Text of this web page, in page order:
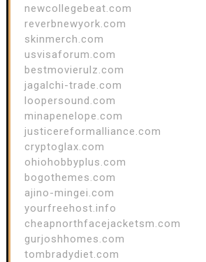
newcollegebeat.com
reverbnewyork.com
skinmerch.com
usvisaforum.com
bestmovierulz.com
jagalchi-trade.com
loopersound.com
minapenelope.com
justicereformalliance.com
cryptoglax.com
ohiohobbyplus.com
bogothemes.com
ajino-mingei.com
yourfreehost.info
cheapnorthfacejacketsm.com
gurjoshhomes.com
tombradydiet.com